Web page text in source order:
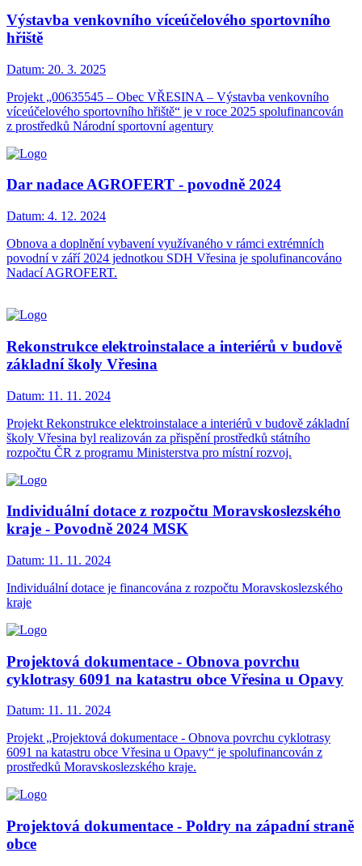
Výstavba venkovního víceúčelového sportovního
hřiště
Datum: 20. 3. 2025
Projekt „00635545 – Obec VŘESINA – Výstavba venkovního
víceúčelového sportovního hřiště“ je v roce 2025 spolufinancován
z prostředků Národní sportovní agentury
Dar nadace AGROFERT - povodně 2024
Datum: 4. 12. 2024
Obnova a doplnění vybavení využívaného v rámci extrémních
povodní v září 2024 jednotkou SDH Vřesina je spolufinancováno
Nadací AGROFERT.
Rekonstrukce elektroinstalace a interiérů v budově
základní školy Vřesina
Datum: 11. 11. 2024
Projekt Rekonstrukce elektroinstalace a interiérů v budově základní
školy Vřesina byl realizován za přispění prostředků státního
rozpočtu ČR z programu Ministerstva pro místní rozvoj.
Individuální dotace z rozpočtu Moravskoslezského
kraje - Povodně 2024 MSK
Datum: 11. 11. 2024
Individuální dotace je financována z rozpočtu Moravskoslezského
kraje
Projektová dokumentace - Obnova povrchu
cyklotrasy 6091 na katastru obce Vřesina u Opavy
Datum: 11. 11. 2024
Projekt „Projektová dokumentace - Obnova povrchu cyklotrasy
6091 na katastru obce Vřesina u Opavy“ je spolufinancován z
prostředků Moravskoslezského kraje.
Projektová dokumentace - Poldry na západní straně
obce